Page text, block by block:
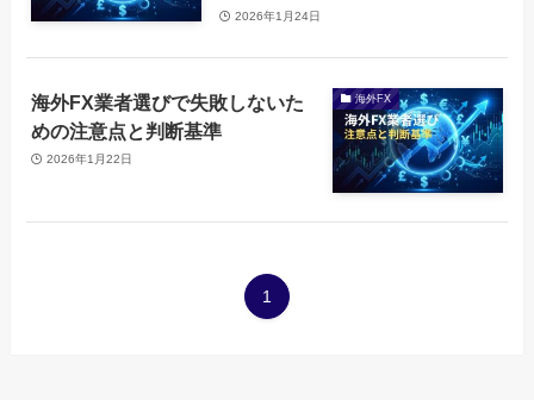
2026年1月24日
海外FX
海外FX業者選びで失敗しないた
めの注意点と判断基準
2026年1月22日
1